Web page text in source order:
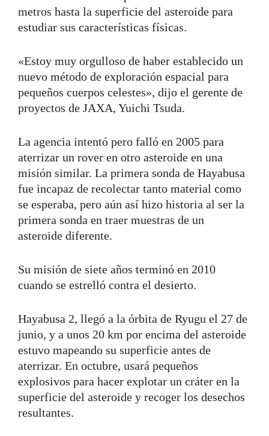
metros hasta la superficie del asteroide para
estudiar sus características físicas.
«Estoy muy orgulloso de haber establecido un
nuevo método de exploración espacial para
pequeños cuerpos celestes», dijo el gerente de
proyectos de JAXA, Yuichi Tsuda.
La agencia intentó pero falló en 2005 para
aterrizar un rover en otro asteroide en una
misión similar. La primera sonda de Hayabusa
fue incapaz de recolectar tanto material como
se esperaba, pero aún así hizo historia al ser la
primera sonda en traer muestras de un
asteroide diferente.
Su misión de siete años terminó en 2010
cuando se estrelló contra el desierto.
Hayabusa 2, llegó a la órbita de Ryugu el 27 de
junio, y a unos 20 km por encima del asteroide
estuvo mapeando su superficie antes de
aterrizar. En octubre, usará pequeños
explosivos para hacer explotar un cráter en la
superficie del asteroide y recoger los desechos
resultantes.